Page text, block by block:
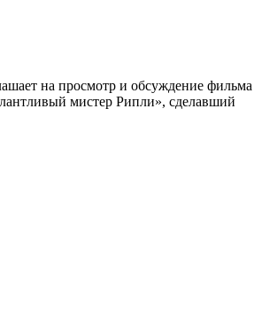
на просмотр и обсуждение фильма
мистер Рипли», сделавший